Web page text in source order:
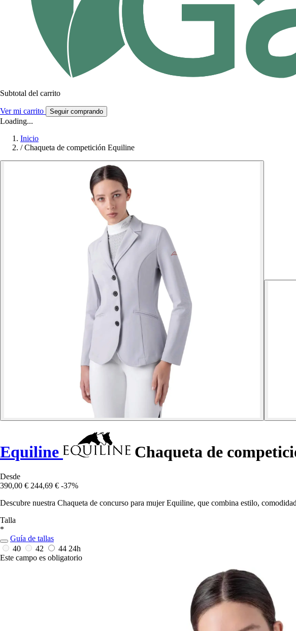
Subtotal del carrito
Ver mi carrito Seguir comprando
Loading...
Inicio
/ Chaqueta de competición Equiline
Equiline Chaqueta de
Desde
390,00 € 244,69 € -37%
Descubre nuestra Chaqueta de concurso para mujer Equiline, que combina estilo,
Talla
*
Guía de tallas
40
42 44 24h
Este campo es obligatorio